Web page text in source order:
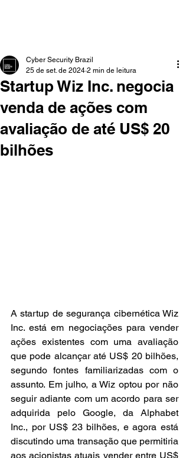
Startup Wiz Inc. negocia
venda de ações com
avaliação de até US$ 20
bilhões
Cyber Security Brazil
25 de set. de 2024 2 min de leitura
A startup de segurança cibernética Wiz
Inc. está em negociações para vender
ações existentes com uma avaliação
que pode alcançar até US$ 20 bilhões,
segundo fontes familiarizadas com o
assunto. Em julho, a Wiz optou por não
seguir adiante com um acordo para ser
adquirida pelo Google, da Alphabet
Inc., por US$ 23 bilhões, e agora está
discutindo uma transação que permitiria
aos acionistas atuais vender entre US$